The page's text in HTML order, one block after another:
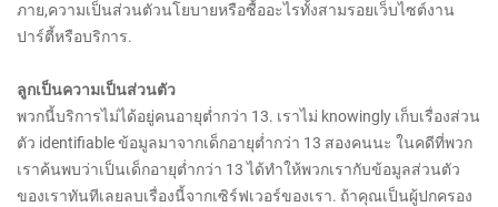
ภาย,ความเป็นส่วนตัวนโยบายหรือซื้ออะไรทั้งสามรอยเว็บไซต์งาน
ปาร์ตี้หรือบริการ.
ลูกเป็นความเป็นส่วนตัว
พวกนี้บริการไม่ได้อยู่คนอายุต่ำกว่า 13. เราไม่ knowingly เก็บเรื่องส่วน
ตัว identifiable ข้อมูลมาจากเด็กอายุต่ำกว่า 13 สองคนนะ ในคดีที่พวก
เราค้นพบว่าเป็นเด็กอายุต่ำกว่า 13 ได้ทำให้พวกเรากับข้อมูลส่วนตัว
ของเราทันทีเลยลบเรื่องนี้จากเซิร์ฟเวอร์ของเรา. ถ้าคุณเป็นผู้ปกครอง